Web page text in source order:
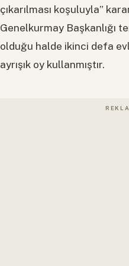
çıkarılması koşuluyla”
Genelkurmay Başkanlığı
olduğu halde ikinci defa
ayrışık oy kullanmıştır.